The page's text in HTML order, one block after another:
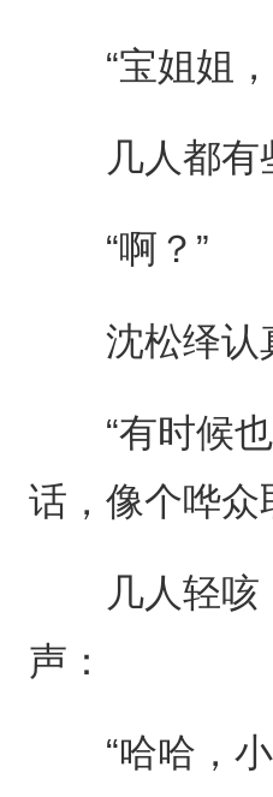
“宝姐姐，
几人都有些
“啊？”
沈松绎认
“有时候也
话，像个哗众
几人轻咳，
声：
“哈哈，小